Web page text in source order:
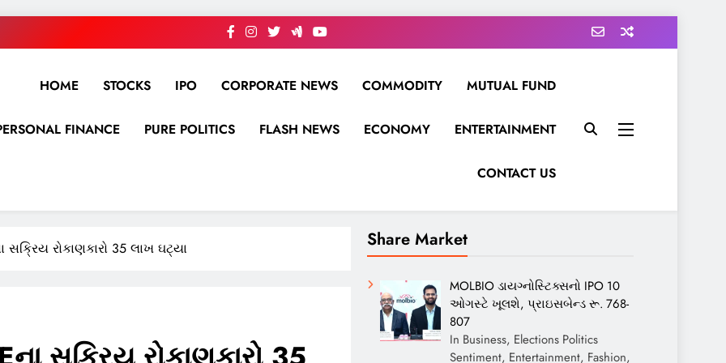
HOME STOCKS IPO CORPORATE NEWS COMMODITY MUTUAL FUND
FINANCE PURE POLITICS FLASH NEWS ECONOMY ENTERTAINMENT
CONTACT US
સક્રિય રોકાણકારો 35 લાખ ઘટ્યા Share Market
MOLBIO ડાયગ્નોસ્ટિક્સનો IPO 10
ઓગસ્ટે ખૂલશે, પ્રાઇસબેન્ડ રૂ. 768-
807
In Business, Elections Politics
Sentiment, Entertainment, Fashion,